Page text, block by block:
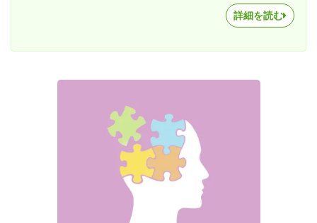
詳細を読む